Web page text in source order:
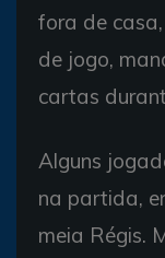
fora de
de jogo,
cartas
Alguns
na partida,
meia Régis.